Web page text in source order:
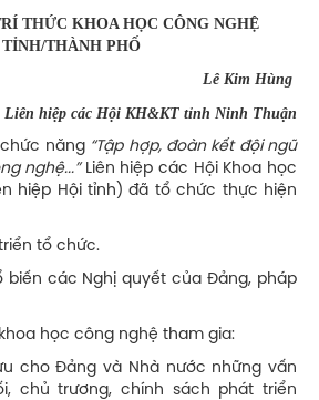
THỨC KHOA HỌC CÔNG NGHỆ
TỈNH/THÀNH PHỐ
Lê Kim Hùng
Liên hiệp các Hội KH&KT tỉnh Ninh Thuận
năng “Tập hợp, đoàn kết đội ngũ
nghệ...”Liên hiệp các Hội Khoa học
hiệp Hội tỉnh) đã tổ chức thực hiện
tổ chức.
biến các Nghị quyết của Đảng, pháp
học công nghệ tham gia:
cho Đảng và Nhà nước những vấn
chủ trương, chính sách phát triển